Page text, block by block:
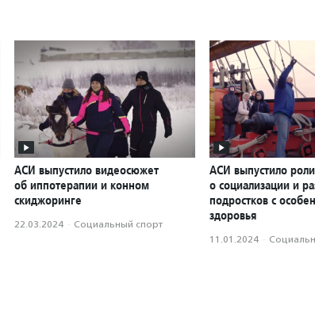
АСИ выпустило видеосюжет
об иппотерапии и конном
скиджоринге
22.03.2024 · Социальный спорт
АСИ выпустило
о социализации и
подростков с
здоровья
11.01.2024 ·